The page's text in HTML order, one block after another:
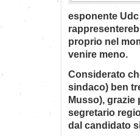
esponente
proprio nel
venire meno.
Considerato
sindaco) ben
Musso),
segretario
dal candidato